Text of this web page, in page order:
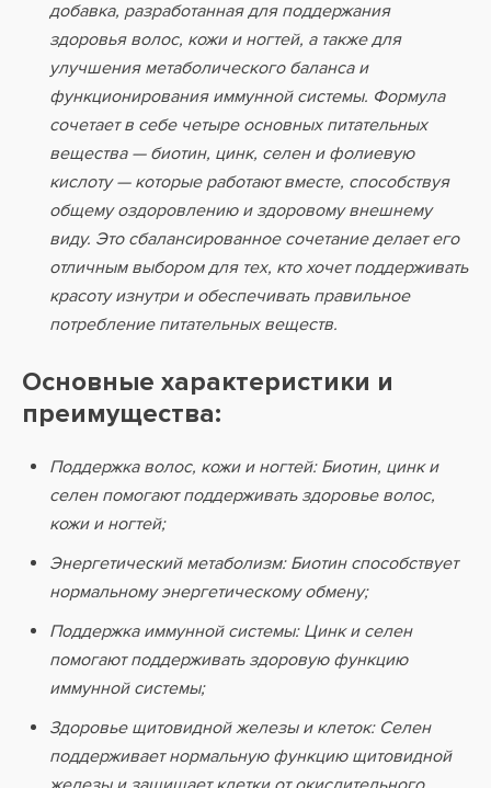
добавка, разработанная для поддержания
здоровья волос, кожи и ногтей, а также для
улучшения метаболического баланса и
функционирования иммунной системы. Формула
сочетает в себе четыре основных питательных
вещества — биотин, цинк, селен и фолиевую
кислоту — которые работают вместе, способствуя
общему оздоровлению и здоровому внешнему
виду. Это сбалансированное сочетание делает его
отличным выбором для тех, кто хочет поддерживать
красоту изнутри и обеспечивать правильное
потребление питательных веществ.
Основные характеристики и
преимущества:
Поддержка волос, кожи и ногтей: Биотин, цинк и
селен помогают поддерживать здоровье волос,
кожи и ногтей;
Энергетический метаболизм: Биотин способствует
нормальному энергетическому обмену;
Поддержка иммунной системы: Цинк и селен
помогают поддерживать здоровую функцию
иммунной системы;
Здоровье щитовидной железы и клеток: Селен
поддерживает нормальную функцию щитовидной